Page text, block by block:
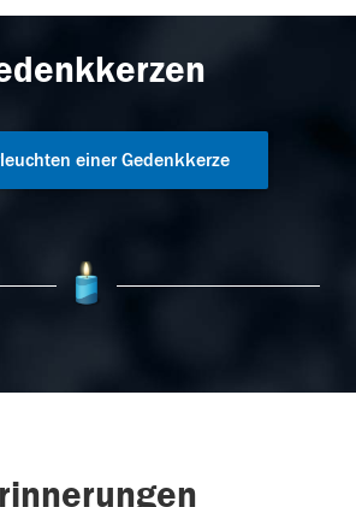
einer Gedenkkerze